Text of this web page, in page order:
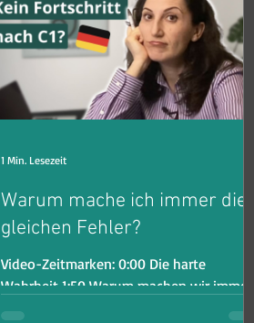
Warum mache ich immer die
gleichen Fehler?
Video-Zeitmarken: 0:00 Die harte
Wahrheit 1:50 Warum machen wir immer
wieder die gleichen Fehler? 4:50 Grund Nr.
1 Min. Lesezeit